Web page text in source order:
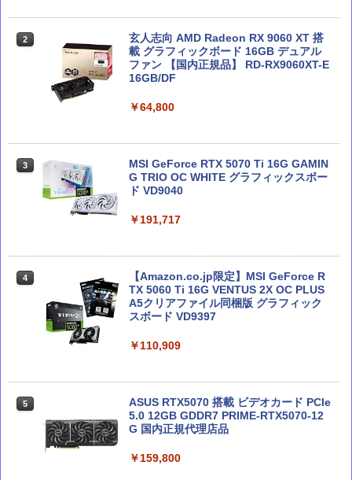
2
深層学習教科書 ディープラーニング G検
定（ジェネラリスト）公式テキスト 第3
版 (EXAMPRESS)
軍事力、テクノロジーの未来
￥3,300
￥2,750
ーズ)
￥2,640
2
Microsoft 365 Copilot踏み込み活用術
（できるビジネス）
￥2,200
ネラリスト問題集 第3版
￥2,750
Claude仕事術 仕事時間は1/100に成果は
200%になる
￥2,090
ためのAIコーディングの思考法
￥3,300
2
玄人志向 AMD Radeon RX 9060 XT 搭
載 グラフィックボード 16GB デュアル
ファン 【国内正規品】 RD-RX9060XT-E
16GB/DF
￥64,800
3
MSI GeForce RTX 5070 Ti 16G GAMIN
G TRIO OC WHITE グラフィックスボー
ド VD9040
￥191,717
4
【Amazon.co.jp限定】MSI GeForce R
TX 5060 Ti 16G VENTUS 2X OC PLUS
A5クリアファイル同梱版 グラフィック
スボード VD9397
￥110,909
5
ASUS RTX5070 搭載 ビデオカード PCIe
5.0 12GB GDDR7 PRIME-RTX5070-12
G 国内正規代理店品
￥159,800